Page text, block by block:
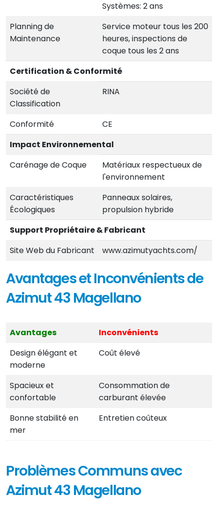
Systèmes: 2 ans
Planning de
Maintenance
Service moteur tous les 200
heures, inspections de
coque tous les 2 ans
Certification & Conformité
Société de
Classification
RINA
Conformité
CE
Impact Environnemental
Carénage de Coque
Matériaux respectueux de
l'environnement
Caractéristiques
Écologiques
Panneaux solaires,
propulsion hybride
Support Propriétaire & Fabricant
Site Web du Fabricant
www.azimutyachts.com/
Avantages et Inconvénients de
Azimut 43 Magellano
Avantages
Inconvénients
Design élégant et
moderne
Coût élevé
Spacieux et
confortable
Consommation de
carburant élevée
Bonne stabilité en
mer
Entretien coûteux
Problèmes Communs avec
Azimut 43 Magellano